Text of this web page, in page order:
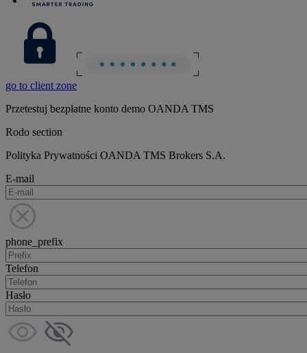
go to client zone
Przetestuj bezpłatne konto demo OANDA TMS
Rodo section
Polityka Prywatności OANDA TMS Brokers S.A.
E-mail
phone_prefix
Telefon
Hasło